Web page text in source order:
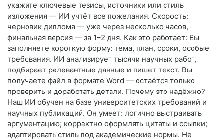
укажите ключевые тезисы, источники или стиль
изложения — ИИ учтёт все пожелания. Скорость:
черновик диплома — уже через несколько часов,
финальная версия — за 1–2 дня. Как это работает: Вы
заполняете короткую форму: тема, план, сроки, особые
требования. ИИ анализирует тысячи научных работ,
подбирает релевантные данные и пишет текст. Вы
получаете файл в формате Word — остаётся только
проверить и доработать детали. Почему это надёжно?
Наш ИИ обучен на базе университетских требований и
научных публикаций. Он умеет: логично выстраивать
аргументацию; корректно оформлять цитаты и ссылки;
адаптировать стиль под академические нормы. Не